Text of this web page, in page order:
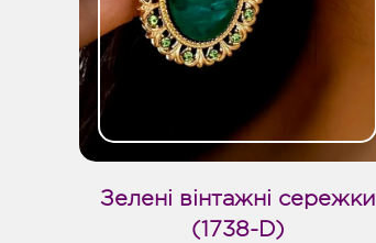
Зелені вінтажні сережки
(1738-D)